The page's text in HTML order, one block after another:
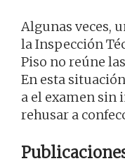
Algunas veces,
la Inspección
Piso no reúne
En esta
a el examen sin
rehusar a